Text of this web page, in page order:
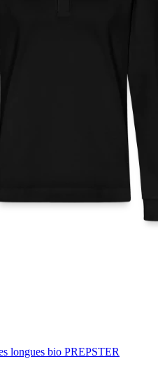
longues bio PREPSTER